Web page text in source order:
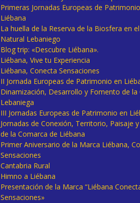
Primeras Jornadas Europeas de
Liébana
La huella de la Reserva de la Biosfera en
Natural Lebaniego
Blog trip: «Descubre Liébana».
Liébana, Vive tu Experiencia
Liébana, Conecta Sensaciones
II Jornada Europeas de Patrimonio en
Dinamización, Desarrollo y Fomento de la
Lebaniega
III Jornadas Europeas de Patrimonio en
Jornadas de Conexión, Territorio, Paisaje
de la Comarca de Liébana
Primer Aniversario de la Marca Liébana,
Sensaciones
Cantabria Rural
Himno a Liébana
Presentación de la Marca “Liébana
Sensaciones»